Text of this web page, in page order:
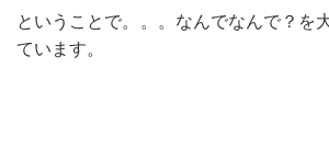
ということで。。。なんでなんで？を
ています。